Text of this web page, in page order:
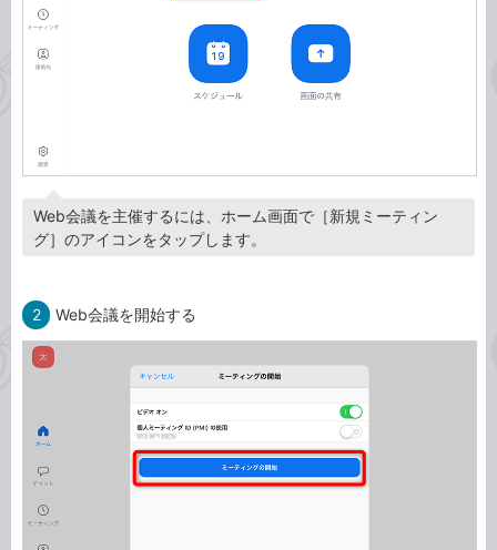
Web会議を主催するには、ホーム画面で［新規ミーティン
グ］のアイコンをタップします。
2 Web会議を開始する